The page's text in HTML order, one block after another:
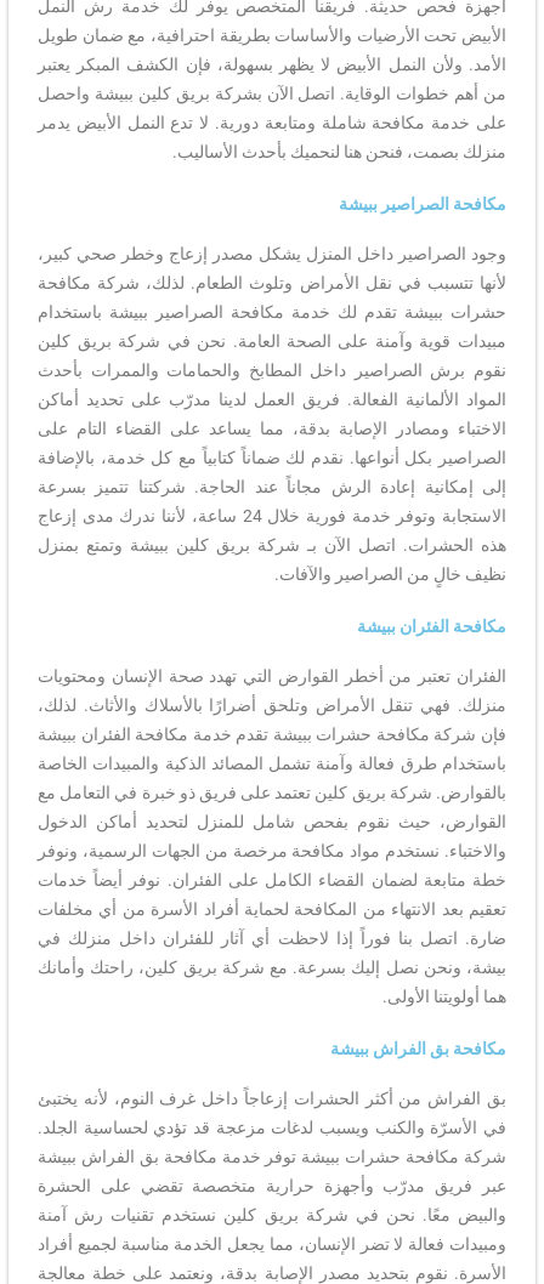
أجهزة فحص حديثة. فريقنا المتخصص يوفر لك خدمة رش النمل
الأبيض تحت الأرضيات والأساسات بطريقة احترافية، مع ضمان طويل
الأمد. ولأن النمل الأبيض لا يظهر بسهولة، فإن الكشف المبكر يعتبر
من أهم خطوات الوقاية. اتصل الآن بشركة بريق كلين ببيشة واحصل
على خدمة مكافحة شاملة ومتابعة دورية. لا تدع النمل الأبيض يدمر
منزلك بصمت، فنحن هنا لنحميك بأحدث الأساليب.
مكافحة الصراصير ببيشة
وجود الصراصير داخل المنزل يشكل مصدر إزعاج وخطر صحي كبير،
لأنها تتسبب في نقل الأمراض وتلوث الطعام. لذلك، شركة مكافحة
حشرات ببيشة تقدم لك خدمة مكافحة الصراصير ببيشة باستخدام
مبيدات قوية وآمنة على الصحة العامة. نحن في شركة بريق كلين
نقوم برش الصراصير داخل المطابخ والحمامات والممرات بأحدث
المواد الألمانية الفعالة. فريق العمل لدينا مدرّب على تحديد أماكن
الاختباء ومصادر الإصابة بدقة، مما يساعد على القضاء التام على
الصراصير بكل أنواعها. نقدم لك ضماناً كتابياً مع كل خدمة، بالإضافة
إلى إمكانية إعادة الرش مجاناً عند الحاجة. شركتنا تتميز بسرعة
الاستجابة وتوفر خدمة فورية خلال 24 ساعة، لأننا ندرك مدى إزعاج
هذه الحشرات. اتصل الآن بـ شركة بريق كلين ببيشة وتمتع بمنزل
نظيف خالٍ من الصراصير والآفات.
مكافحة الفئران ببيشة
الفئران تعتبر من أخطر القوارض التي تهدد صحة الإنسان ومحتويات
منزلك. فهي تنقل الأمراض وتلحق أضرارًا بالأسلاك والأثاث. لذلك،
فإن شركة مكافحة حشرات ببيشة تقدم خدمة مكافحة الفئران ببيشة
باستخدام طرق فعالة وآمنة تشمل المصائد الذكية والمبيدات الخاصة
بالقوارض. شركة بريق كلين تعتمد على فريق ذو خبرة في التعامل مع
القوارض، حيث نقوم بفحص شامل للمنزل لتحديد أماكن الدخول
والاختباء. نستخدم مواد مكافحة مرخصة من الجهات الرسمية، ونوفر
خطة متابعة لضمان القضاء الكامل على الفئران. نوفر أيضاً خدمات
تعقيم بعد الانتهاء من المكافحة لحماية أفراد الأسرة من أي مخلفات
ضارة. اتصل بنا فوراً إذا لاحظت أي آثار للفئران داخل منزلك في
بيشة، ونحن نصل إليك بسرعة. مع شركة بريق كلين، راحتك وأمانك
هما أولويتنا الأولى.
مكافحة بق الفراش ببيشة
بق الفراش من أكثر الحشرات إزعاجاً داخل غرف النوم، لأنه يختبئ
في الأسرّة والكنب ويسبب لدغات مزعجة قد تؤدي لحساسية الجلد.
شركة مكافحة حشرات ببيشة توفر خدمة مكافحة بق الفراش ببيشة
عبر فريق مدرّب وأجهزة حرارية متخصصة تقضي على الحشرة
والبيض معًا. نحن في شركة بريق كلين نستخدم تقنيات رش آمنة
ومبيدات فعالة لا تضر الإنسان، مما يجعل الخدمة مناسبة لجميع أفراد
الأسرة. نقوم بتحديد مصدر الإصابة بدقة، ونعتمد على خطة معالجة